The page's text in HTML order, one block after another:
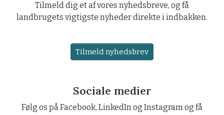
Tilmeld dig et af vores nyhedsbreve, og få
landbrugets vigtigste nyheder direkte i indbakken.
Tilmeld nyhedsbrev
Sociale medier
Følg os på Facebook, LinkedIn og Instagram og få